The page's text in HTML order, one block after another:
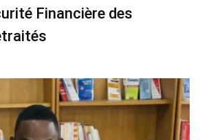
Financière des